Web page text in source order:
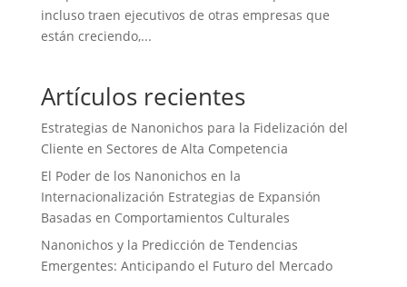
incluso traen ejecutivos de otras empresas que
están creciendo,...
Artículos recientes
Estrategias de Nanonichos para la Fidelización del
Cliente en Sectores de Alta Competencia
El Poder de los Nanonichos en la
Internacionalización Estrategias de Expansión
Basadas en Comportamientos Culturales
Nanonichos y la Predicción de Tendencias
Emergentes: Anticipando el Futuro del Mercado